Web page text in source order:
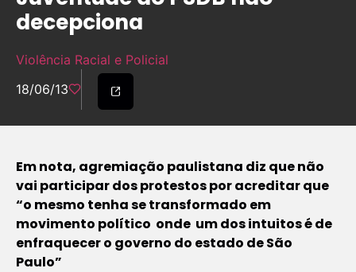
decepciona
Violência Racial e Policial
18/06/13
Em nota, agremiação paulistana diz que não
vai participar dos protestos por acreditar que
“o mesmo tenha se transformado em
movimento político onde um dos intuitos é de
enfraquecer o governo do estado de São
Paulo”